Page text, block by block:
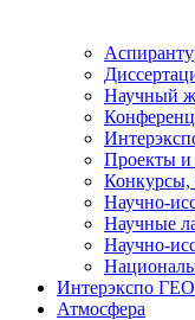
Научный
Проекты и
Конкурсы,
Научно-
Научные
Научно-
Интерэкспо
Атмосфера